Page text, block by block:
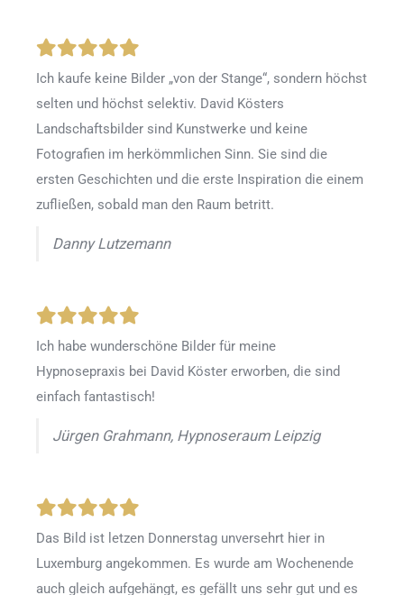
Ich kaufe keine Bilder „von der Stange“, sondern höchst
selten und höchst selektiv. David Kösters
Landschaftsbilder sind Kunstwerke und keine
Fotografien im herkömmlichen Sinn. Sie sind die
ersten Geschichten und die erste Inspiration die einem
zufließen, sobald man den Raum betritt.
Danny Lutzemann
Ich habe wunderschöne Bilder für meine
Hypnosepraxis bei David Köster erworben, die sind
einfach fantastisch!
Jürgen Grahmann, Hypnoseraum Leipzig
Das Bild ist letzen Donnerstag unversehrt hier in
Luxemburg angekommen. Es wurde am Wochenende
auch gleich aufgehängt, es gefällt uns sehr gut und es